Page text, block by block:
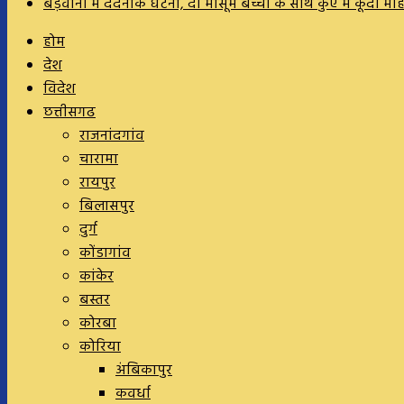
होम
देश
विदेश
छत्तीसगढ
राजनांदगांव
चारामा
रायपुर
बिलासपुर
दुर्ग
कोंडागांव
कांकेर
बस्तर
कोरबा
कोरिया
अंबिकापुर
कवर्धा